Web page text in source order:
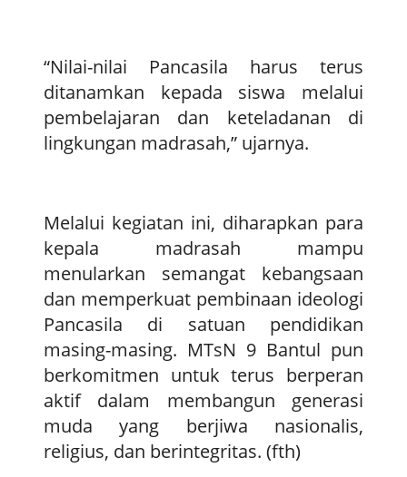
“Nilai-nilai Pancasila harus terus
ditanamkan kepada siswa melalui
pembelajaran dan keteladanan di
lingkungan madrasah,” ujarnya.
Melalui kegiatan ini, diharapkan para
kepala madrasah mampu
menularkan semangat kebangsaan
dan memperkuat pembinaan ideologi
Pancasila di satuan pendidikan
masing-masing. MTsN 9 Bantul pun
berkomitmen untuk terus berperan
aktif dalam membangun generasi
muda yang berjiwa nasionalis,
religius, dan berintegritas. (fth)